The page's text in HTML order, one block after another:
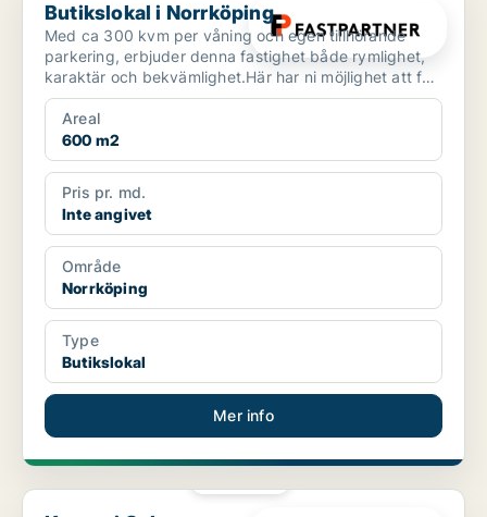
Butikslokal i Norrköping
Med ca 300 kvm per våning och egen tillhörande
parkering, erbjuder denna fastighet både rymlighet,
karaktär och bekvämlighet.Här har ni möjlighet att få
hela...
Areal
600 m2
Pris pr. md.
Inte angivet
Område
Norrköping
Type
Butikslokal
Mer info
Kontor i Solna